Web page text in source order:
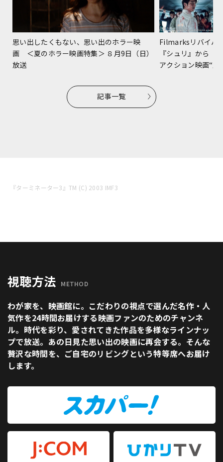
思い出したくもない、思い出のホラー映
画 ＜夏のホラー映画特集＞ ８月9日（日）
放送
Filmarksリバイバ
『シュリ』から『
アクション映画“躍
記事一覧
『ターミネーター3』TM (C) 2003 IMF3
視聴方法 METHOD
わが家を、映画館に。こだわりの視点で選んだ名作・人
気作を24時間お届けする映画ファンのためのチャンネ
ル。時代を彩り、愛されてきた作品を多様なラインナッ
プで放送。あの日見た思い出の映画に再会する。そんな
贅沢な時間を、ご自宅のリビングという特等席へお届け
します。